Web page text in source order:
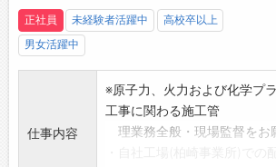
す。
・分からないことも丁寧に教
【ステップアップ】
◆資格取得支援あり！有資
・キャリアアップを目指せま
【職場の雰囲気・社風】
正社員 未経験者活躍中
高校卒以上
男女活躍中
仕事内容
※原子力、火力および化学プ
工事に関わる施工管
理業務全般・現場監督をお